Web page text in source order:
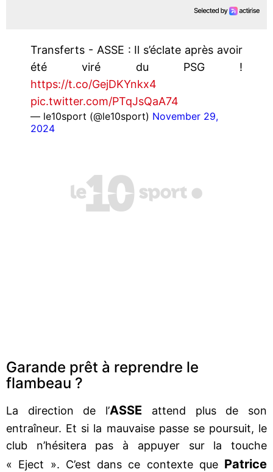
Transferts - ASSE : Il s’éclate après avoir
été viré du PSG !
https://t.co/GejDKYnkx4
pic.twitter.com/PTqJsQaA74
— le10sport (@le10sport) November 29,
2024
Garande prêt à reprendre le
flambeau ?
La direction de l’ASSE attend plus de son
entraîneur. Et si la mauvaise passe se poursuit, le
club n’hésitera pas à appuyer sur la touche
« Eject ». C’est dans ce contexte que Patrice